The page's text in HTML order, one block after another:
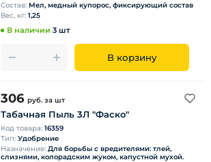
Состав: Мел, медный купорос, фиксирующий состав
Вес, кг: 1,25
В наличии 3 шт
В корзину
306 руб. за шт
Табачная Пыль 3Л "Фаско"
Код товара: 16359
Тип: Удобрение
Назначение: Для борьбы с вредителями: тлей,
слизнями, колорадским жуком, капустной мухой.